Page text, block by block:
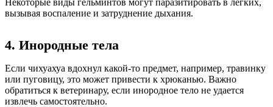
Некоторые виды гельминтов могут паразитировать в легких,
вызывая воспаление и затруднение дыхания.
4. Инородные тела
Если чихуахуа вдохнул какой-то предмет, например, травинку
или пуговицу, это может привести к хрюканью. Важно
обратиться к ветеринару, если инородное тело не удается
извлечь самостоятельно.